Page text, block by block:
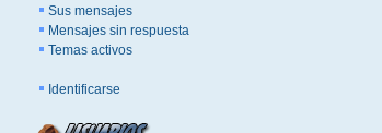
Sus mensajes
Mensajes sin respuesta
Temas activos
Identificarse